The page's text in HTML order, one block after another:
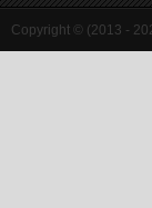
Copyright © (2013 -